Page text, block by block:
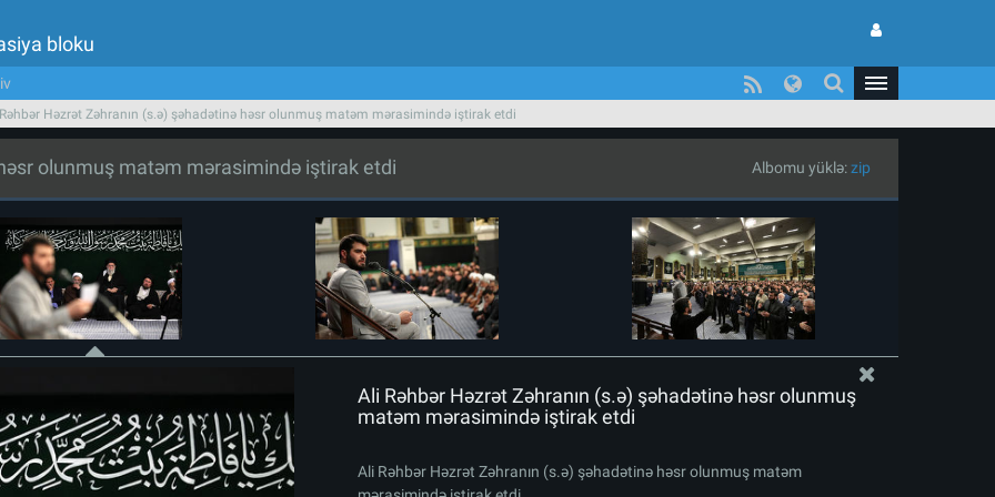
bloku
Həzrət Zəhranın (s.ə) şəhadətinə həsr olunmuş matəm mərasimində iştirak etdi
olunmuş matəm mərasimində iştirak etdi Albomu yüklə:zip
Ali Rəhbər Həzrət Zəhranın (s.ə) şəhadətinə həsr olunmuş
matəm mərasimində iştirak etdi
Ali Rəhbər Həzrət Zəhranın (s.ə) şəhadətinə həsr olunmuş matəm